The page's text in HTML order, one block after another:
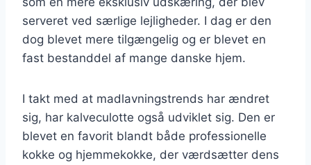
serveret ved særlige lejligheder. I dag er den
dog blevet mere tilgængelig og er blevet en
fast bestanddel af mange danske hjem.
I takt med at madlavningstrends har ændret
sig, har kalveculotte også udviklet sig. Den er
blevet en favorit blandt både professionelle
kokke og hjemmekokke, der værdsætter dens